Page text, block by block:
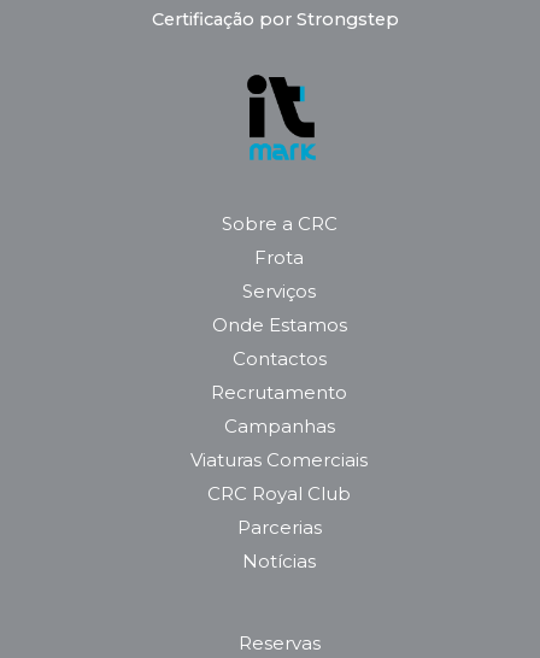
Certificação por Strongstep
Sobre a CRC
Frota
Serviços
Onde Estamos
Contactos
Recrutamento
Campanhas
Viaturas Comerciais
CRC Royal Club
Parcerias
Notícias
Reservas